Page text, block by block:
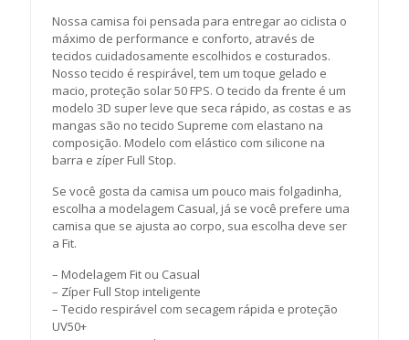
Nossa camisa foi pensada para entregar ao ciclista o
máximo de performance e conforto, através de
tecidos cuidadosamente escolhidos e costurados.
Nosso tecido é respirável, tem um toque gelado e
macio, proteção solar 50 FPS. O tecido da frente é um
modelo 3D super leve que seca rápido, as costas e as
mangas são no tecido Supreme com elastano na
composição. Modelo com elástico com silicone na
barra e zíper Full Stop.
Se você gosta da camisa um pouco mais folgadinha,
escolha a modelagem Casual, já se você prefere uma
camisa que se ajusta ao corpo, sua escolha deve ser
a Fit.
– Modelagem Fit ou Casual
– Zíper Full Stop inteligente
– Tecido respirável com secagem rápida e proteção
UV50+